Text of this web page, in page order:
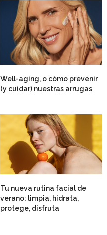
Well-aging, o cómo prevenir
(y cuidar) nuestras arrugas
Tu nueva rutina facial de
verano: limpia, hidrata,
protege, disfruta